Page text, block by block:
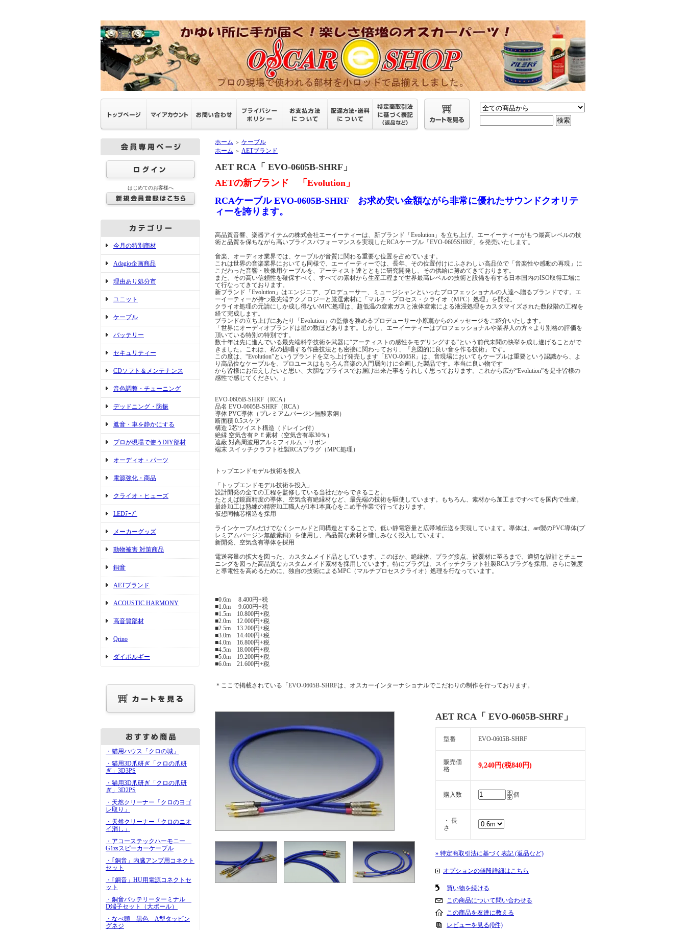
はじめてのお客様へ
今月の特別商材
Adagio企画商品
理由あり処分市
ユニット
ケーブル
バッテリー
セキュリティー
CDソフト＆メンテナンス
音色調整・チューニング
デッドニング・防振
遮音・車を静かにする
プロが現場で使うDIY部材
オーディオ・パーツ
電源強化・商品
クライオ・ヒューズ
LEDﾃｰﾌﾟ
メーカーグッズ
動物被害 対策商品
銅音
AETブランド
ACOUSTIC HARMONY
高音質部材
Qrino
ダイポルギー
・猫用ハウス「クロの城」
・猫用3D爪研ぎ「クロの爪研
ぎ」3D3PS
・猫用3D爪研ぎ「クロの爪研
ぎ」3D2PS
・天然クリーナー「クロのヨゴ
レ取り」
・天然クリーナー「クロのニオ
イ消し」
・アコーステックハーモニー
G1zsスピーカーケーブル
・｢銅音」内臓アンプ用コネクト
セット
・｢銅音」HU用電源コネクトセ
ット
・銅音バッテリーターミナル
D端子セット（大ポール）
・なべ頭 黒色 A型タッピン
グネジ
ホーム ＞ ケーブル
ホーム ＞ AETブランド
AET RCA「 EVO-0605B-SHRF」
AETの新ブランド 「Evolution」
RCAケーブル EVO-0605B-SHRF お求め安い金額ながら非常に優れたサウンドクオリテ
ィーを誇ります。
高品質音響、楽器アイテムの株式会社エーイーティーは、新ブランド「Evolution」を立ち上げ、エーイーティーがもつ最高レベルの技
術と品質を保ちながら高いプライスパフォーマンスを実現したRCAケーブル「EVO-0605SHRF」を発売いたします。
音楽、オーディオ業界では、ケーブルが音質に関わる重要な位置を占めています。
これは世界の音楽業界においても同様で、エーイーティーでは、長年、その位置付けにふさわしい高品位で「音楽性や感動の再現」に
こだわった音響・映像用ケーブルを、アーティスト達とともに研究開発し、その供給に努めてきております。
また、その高い信頼性を確保すべく、すべての素材から生産工程まで世界最高レベルの技術と設備を有する日本国内のISO取得工場に
て行なってきております。
新ブランド「Evolution」はエンジニア、プロデューサー、ミュージシャンといったプロフェッショナルの人達へ贈るブランドです。エ
ーイーティーが持つ最先端テクノロジーと厳選素材に「マルチ・プロセス・クライオ（MPC）処理」を開発。
クライオ処理の元請にしか成し得ないMPC処理は、超低温の窒素ガスと液体窒素による液浸処理をカスタマイズされた数段階の工程を
経て完成します。
ブランドの立ち上げにあたり「Evolution」の監修を務めるプロデューサー小原薫からのメッセージをご紹介いたします。
「世界にオーディオブランドは星の数ほどあります。しかし、エーイーティーはプロフェッショナルや業界人の方々より別格の評価を
頂いている特別の特別です。
数十年は先に進んでいる最先端科学技術を武器に“アーティストの感性をモデリングする”という前代未聞の快挙を成し遂げることがで
きました。これは、私の提唱する作曲技法とも密接に関わっており、『意図的に良い音を作る技術」です。
この度は、“Evolution”というブランドを立ち上げ発売します「EVO-0605R」は、音現場においてもケーブルは重要という認識から、よ
り高品位なケーブルを、プロユースはもちろん音楽の入門層向けに企画した製品です。本当に良い物です
から皆様にお伝えしたいと思い、大胆なプライスでお届け出来た事をうれしく思っております。これから広が“Evolution”を是非皆様の
感性で感じてください。」
EVO-0605B-SHRF（RCA）
品名 EVO-0605B-SHRF（RCA）
導体 PVC導体（プレミアムバージン無酸素銅）
断面積 0.5スケア
構造 2芯ツイスト構造（ドレイン付）
絶縁 空気含有ＰＥ素材（空気含有率30％）
遮蔽 対高周波用アルミフィルム・リボン
端末 スイッチクラフト社製RCAプラグ（MPC処理）
トップエンドモデル技術を投入
「トップエンドモデル技術を投入」
設計開発の全ての工程を監修している当社だからできること。
たとえば鏡面精度の導体、空気含有絶縁材など、最先端の技術を駆使しています。もちろん、素材から加工まですべてを国内で生産。
最終加工は熟練の精密加工職人が1本1本真心をこめ手作業で行っております。
仮想同軸芯構造を採用
ラインケーブルだけでなくシールドと同構造とすることで、低い静電容量と広帯域伝送を実現しています。導体は、aet製のPVC導体(プ
レミアムバージン無酸素銅）を使用し、高品質な素材を惜しみなく投入しています。
新開発、空気含有導体を採用
電送容量の拡大を図った、カスタムメイド品としています。このほか、絶縁体、プラグ接点、被覆材に至るまで、適切な設計とチュー
ニングを図った高品質なカスタムメイド素材を採用しています。特にプラグは、スイッチクラフト社製RCAプラグを採用。さらに強度
と導電性を高めるために、独自の技術によるMPC（マルチプロセスクライオ）処理を行なっています。
■0.6m 8.400円+税
■1.0m 9.600円+税
■1.5m 10.800円+税
■2.0m 12.000円+税
■2.5m 13.200円+税
■3.0m 14.400円+税
■4.0m 16.800円+税
■4.5m 18.000円+税
■5.0m 19.200円+税
■6.0m 21.600円+税
＊ここで掲載されている「EVO-0605B-SHRFは、オスカーインターナショナルでこだわりの制作を行っております。
AET RCA「 EVO-0605B-SHRF」
型番 EVO-0605B-SHRF
販売価
格
9,240円(税840円)
購入数 個
・ 長
さ
» 特定商取引法に基づく表記 (返品など)
オプションの値段詳細はこちら
買い物を続ける
この商品について問い合わせる
この商品を友達に教える
レビューを見る(0件)